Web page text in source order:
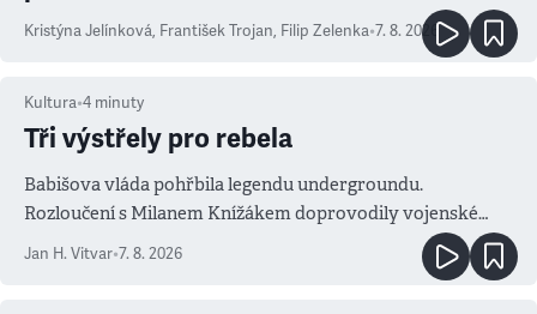
Kristýna Jelínková, František Trojan, Filip Zelenka•7. 8. 2026
Kultura•4 minuty
Tři výstřely pro rebela
Babišova vláda pohřbila legendu undergroundu.
Rozloučení s Milanem Knížákem doprovodily vojenské
salvy i kritika pokrokářů
Jan H. Vitvar•7. 8. 2026